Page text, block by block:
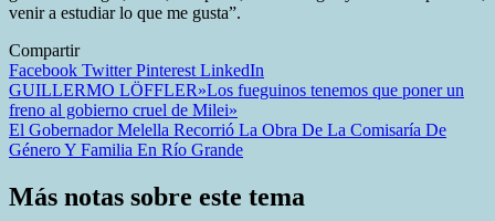
venir a estudiar lo que me gusta”.
Compartir
Facebook TwitterPinterest LinkedIn
Navegación
de
entradas
GUILLERMO LÖFFLER»Los fueguinos tenemos que poner un
freno al gobierno cruel de Milei»
El Gobernador Melella Recorrió La Obra De La Comisaría De
Género Y Familia En Río Grande
Más notas sobre este tema